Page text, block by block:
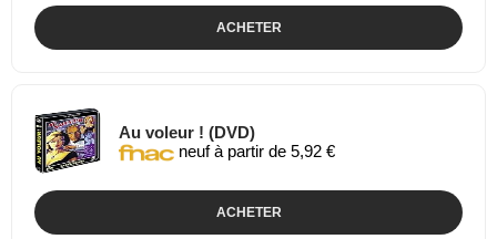
ACHETER
Au voleur ! (DVD)
neuf à partir de 5,92 €
ACHETER